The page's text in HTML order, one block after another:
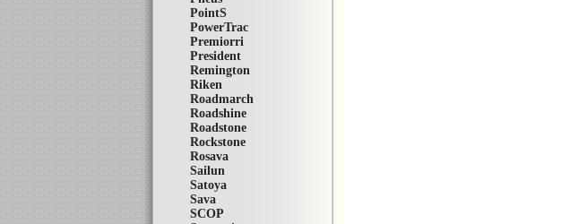
PointS
PowerTrac
Premiorri
President
Remington
Riken
Roadmarch
Roadshine
Roadstone
Rockstone
Rosava
Sailun
Satoya
Sava
SCOP